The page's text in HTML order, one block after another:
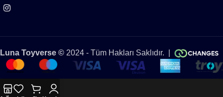
Luna Toyverse © 2024 - Tüm Hakları Saklıdır. |